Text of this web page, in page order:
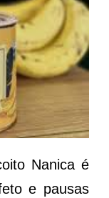
Nanica é
e pausas